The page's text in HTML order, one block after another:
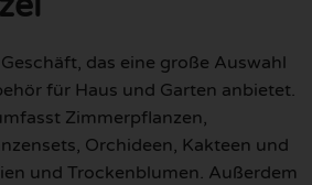
das eine große Auswahl
für Haus und Garten anbietet.
Zimmerpflanzen,
Orchideen, Kakteen und
und Trockenblumen. Außerdem